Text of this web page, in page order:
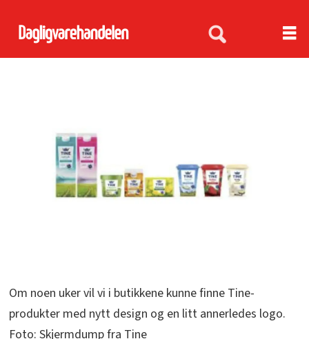
Om noen uker vil vi i butikkene kunne finne Tine-
produkter med nytt design og en litt annerledes logo.
Foto: Skjermdump fra Tine